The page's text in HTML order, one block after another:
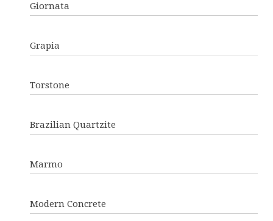
Giornata
Grapia
Torstone
Brazilian Quartzite
Marmo
Modern Concrete